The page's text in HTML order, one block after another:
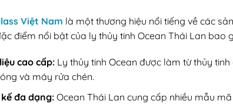
Việt Nam là một thương hiệu nổi tiếng về các
điểm nổi bật của ly thủy tinh Ocean Thái Lan bao
cao cấp: Ly thủy tinh Ocean được làm từ thủy
và máy rửa chén.
đa dạng: Ocean Thái Lan cung cấp nhiều mẫu